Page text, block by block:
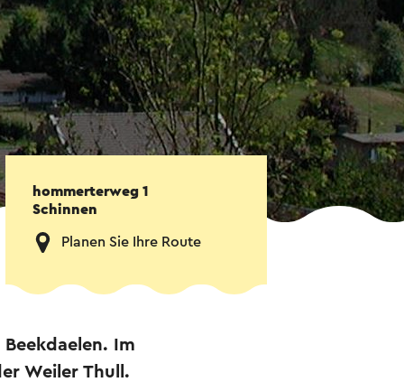
hommerterweg 1
Schinnen
Planen Sie Ihre Route
Im
Weiler Thull.